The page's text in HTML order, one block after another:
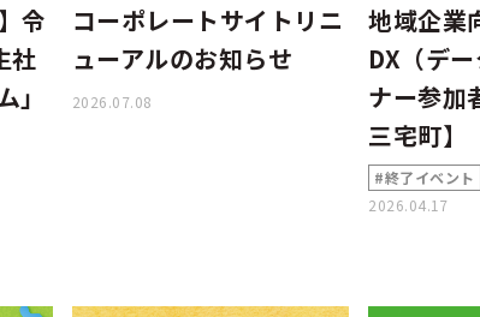
令
社
」
コーポレートサイトリニ
ューアルのお知らせ
2026.07.08
地域企業
DX（デ
ナー参加
三宅町】
#終了イベント
2026.04.17